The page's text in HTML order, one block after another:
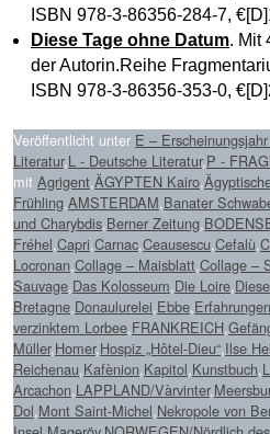
ISBN 978-3-86356-284-7,
Diese Tage ohne Datum. Mit
der Autorin.Reihe
ISBN 978-3-86356-353-0,
Veröffentlicht unter E –
Literatur,L - Deutsche Literatur,P -
mit Agrigent ÄGYPTEN Kairo
Frühling AMSTERDAM Banater
und Charybdis Berner Zeitung
Fréhel Capri Carnac Ceausescu Cefalù
Locronan Collage – Maisblatt Collage –
Sauvage Das Kolosseum Die Loire
Bretagne Donaulurelei Ebbe Erfahrungen
verzinktem Lorbee FRANKREICH
Müller,Homer,Hospiz „Hôtel-Dieu“ Ilse
Reichenau Kafènion Kapitol Kunstbuch
Arcachon LAPPLAND/Vàrvinter,
Dol Mont Saint-Michel Nekropole von